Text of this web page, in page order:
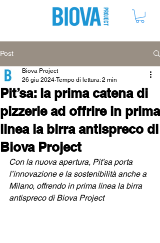
Post
Pit’sa: la prima catena di
pizzerie ad offrire in prima
linea la birra antispreco di
Biova Project
Biova Project
26 giu 2024 Tempo di lettura: 2 min
Con la nuova apertura, Pit’sa porta
l’innovazione e la sostenibilità anche a
Milano, offrendo in prima linea la birra
antispreco di Biova Project